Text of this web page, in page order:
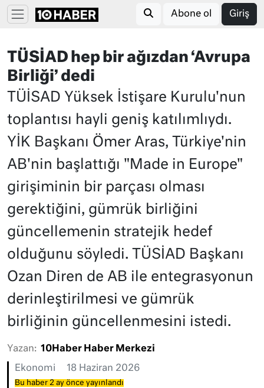
Abone ol Giriş
TÜSİAD hep bir ağızdan ‘Avrupa
Birliği’ dedi
TÜİSAD Yüksek İstişare Kurulu'nun
toplantısı hayli geniş katılımlıydı.
YİK Başkanı Ömer Aras, Türkiye'nin
AB'nin başlattığı "Made in Europe"
girişiminin bir parçası olması
gerektiğini, gümrük birliğini
güncellemenin stratejik hedef
olduğunu söyledi. TÜSİAD Başkanı
Ozan Diren de AB ile entegrasyonun
derinleştirilmesi ve gümrük
birliğinin güncellenmesini istedi.
Yazan: 10Haber Haber Merkezi
Ekonomi 18 Haziran 2026
Bu haber 2 ay önce yayınlandı